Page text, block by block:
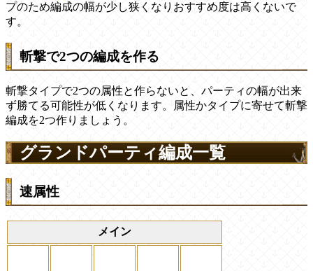
プのため編成の幅が少し狭くなりおすすめ度は高くないで
す。
斬撃で2つの編成を作る
斬撃タイプで2つの属性と作らないと、パーティの幅が出来
ず勝てる可能性が低くなります。属性かタイプに寄せて斬撃
編成を2つ作りましょう。
グランドパーティ編成一覧
速属性
メイン